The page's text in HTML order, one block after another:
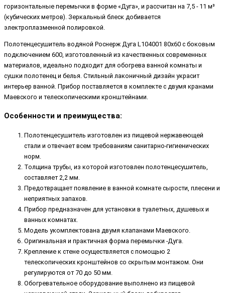
горизонтальные перемычки в форме «Дуга», и рассчитан на 7,5 - 11 м³
(кубических метров). Зеркальный блеск добивается
электроплазменной полировкой.
Полотенцесушитель водяной Роснерж Дуга L104001 80x60 с боковым
подключением 600, изготовленный из качественных современных
материалов, идеально подходит для обогрева ванной комнаты и
сушки полотенец и белья. Стильный лаконичный дизайн украсит
интерьер ванной. Прибор поставляется в комплекте с двумя кранами
Маевского и телескопическими кронштейнами.
Особенности и преимущества:
Полотенцесушитель изготовлен из пищевой нержавеющей
стали и отвечает всем требованиям санитарно-гигиенических
норм.
Толщина трубы, из которой изготовлен полотенцесушитель,
составляет 2,2 мм.
Предотвращает появление в ванной комнате сырости, плесени и
неприятных запахов.
Прибор предназначен для установки в туалетных, душевых и
ванных комнатах.
Модель укомплектована двумя клапанами Маевского.
Оригинальная и практичная форма перемычки -Дуга.
Крепление к стене осуществляется с помощью 2
телескопических кронштейнов со скрытым монтажом. Они
регулируются от 70 до 50 мм.
Обогревательное оборудование выполнено из пищевой